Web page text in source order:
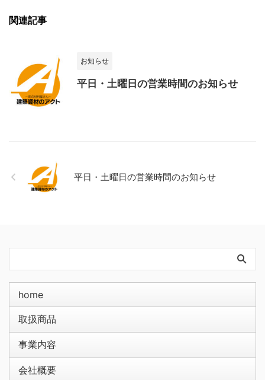
関連記事
お知らせ
平日・土曜日の営業時間のお知らせ
平日・土曜日の営業時間のお知らせ
home
取扱商品
事業内容
会社概要